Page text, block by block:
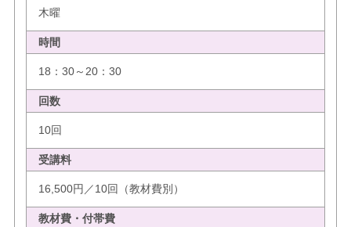
木曜
時間
18：30～20：30
回数
10回
受講料
16,500円／10回（教材費別）
教材費・付帯費